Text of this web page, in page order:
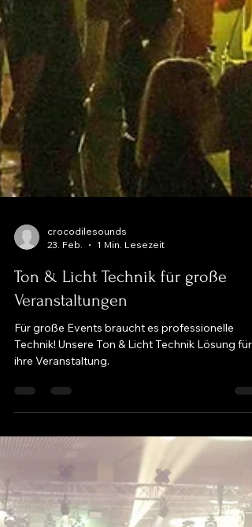
crocodilesounds
Ton & Licht Technik für große
Veranstaltungen
Für große Events braucht es professionelle
Technik! Unsere Ton & Licht Technik Lösung für